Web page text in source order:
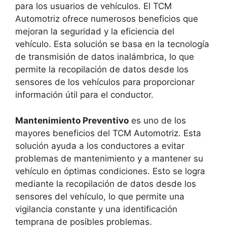
para los usuarios de vehículos. El TCM
Automotriz ofrece numerosos beneficios que
mejoran la seguridad y la eficiencia del
vehículo. Esta solución se basa en la tecnología
de transmisión de datos inalámbrica, lo que
permite la recopilación de datos desde los
sensores de los vehículos para proporcionar
información útil para el conductor.
Mantenimiento Preventivo es uno de los
mayores beneficios del TCM Automotriz. Esta
solución ayuda a los conductores a evitar
problemas de mantenimiento y a mantener su
vehículo en óptimas condiciones. Esto se logra
mediante la recopilación de datos desde los
sensores del vehículo, lo que permite una
vigilancia constante y una identificación
temprana de posibles problemas.